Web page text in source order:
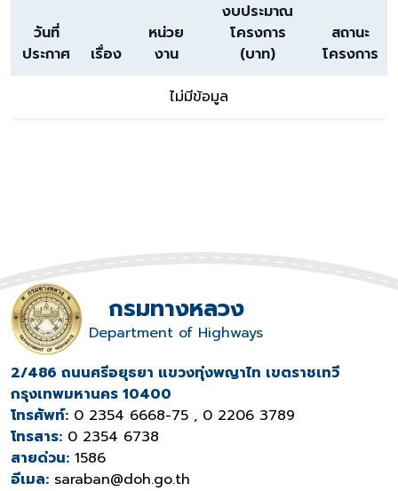
วันที่
ประกาศ
เรื่อง
หน่วย
งาน
งบประมาณ
โครงการ
(บาท)
สถานะ
โครงการ
ไม่มีข้อมูล
กรมทางหลวง
Department of Highways
2/486 ถนนศรีอยุธยา แขวงทุ่งพญาไท เขตราชเทวี
กรุงเทพมหานคร 10400
โทรศัพท์: 0 2354 6668-75 , 0 2206 3789
โทรสาร: 0 2354 6738
สายด่วน: 1586
อีเมล: saraban@doh.go.th